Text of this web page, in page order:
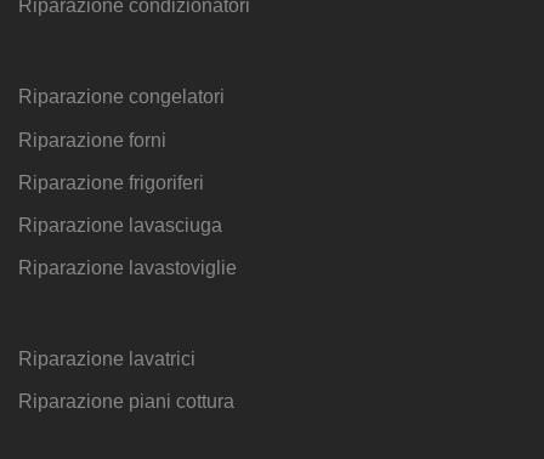
Riparazione condizionatori
Riparazione congelatori
Riparazione forni
Riparazione frigoriferi
Riparazione lavasciuga
Riparazione lavastoviglie
Riparazione lavatrici
Riparazione piani cottura